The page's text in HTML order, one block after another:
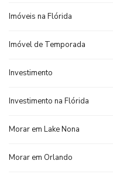
Imóveis na Flórida
Imóvel de Temporada
Investimento
Investimento na Flórida
Morar em Lake Nona
Morar em Orlando